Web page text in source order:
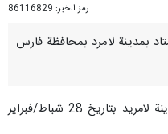
رمز الخبر: 86116829
بمدينة لامرد بمحافظة فارس
وكتب بقائي على منصة "اكس": تم اختبار طراز جديد من صواريخ "PrSM" البالستية الامريكية كاستخدام تجريبي للمرة الاولى في مهاجمة ملعب رياضي بمدينة لامريد بتاريخ 28 شباط/فبراير